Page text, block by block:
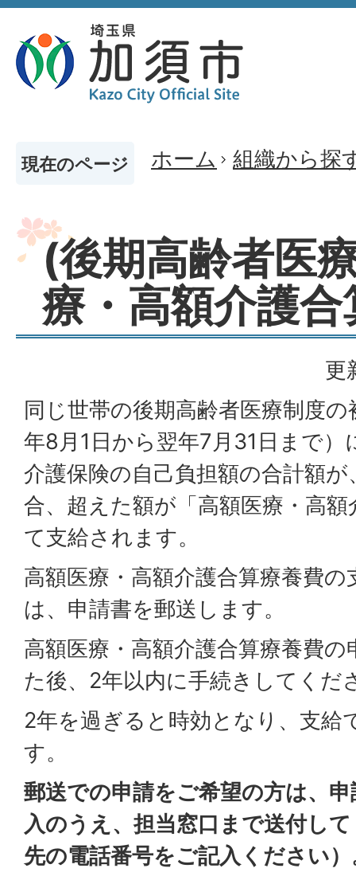
現在のページ ホーム 組織から探
(後期高齢者医
療・高額介護
更
同じ世帯の後期高齢者医療制度
年8月1日から翌年7月31日まで）
介護保険の自己負担額の合計額
合、超えた額が「高額医療・高
て支給されます。
高額医療・高額介護合算療養費
は、申請書を郵送します。
高額医療・高額介護合算療養費
た後、2年以内に手続きしてくだ
2年を過ぎると時効となり、支給
す。
郵送での申請をご希望の方は、
入のうえ、担当窓口まで送付し
先の電話番号をご記入ください）